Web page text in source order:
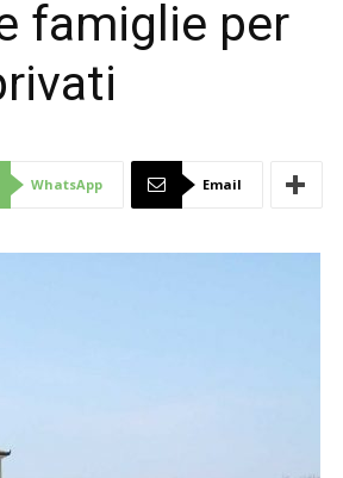
Voce
famiglie per
WhatsApp Email